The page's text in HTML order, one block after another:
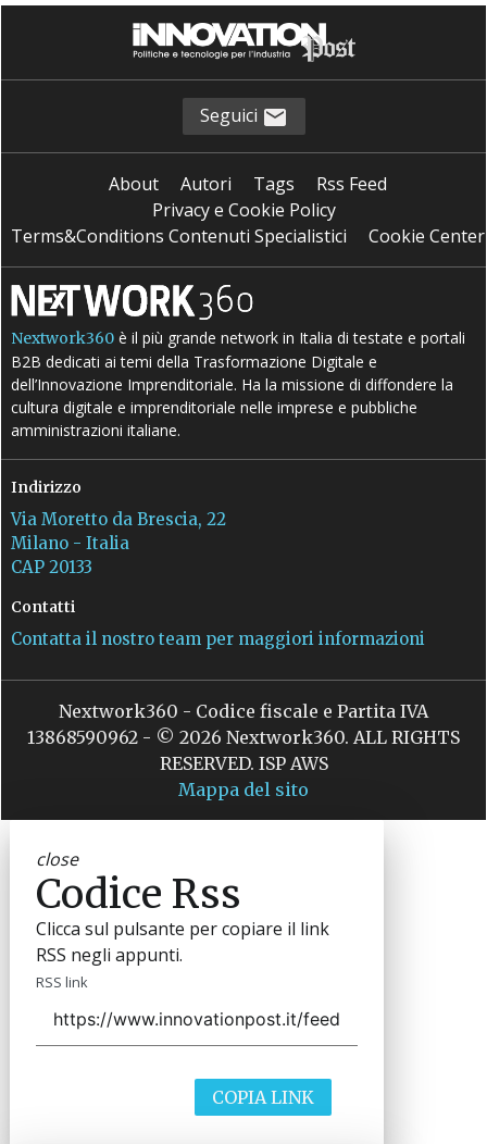
Seguici
About Autori Tags
Rss Feed
Privacy e Cookie Policy
Terms&Conditions Contenuti Specialistici
Cookie Center
Nextwork360 è il più grande network in Italia di testate e portali
B2B dedicati ai temi della Trasformazione Digitale e
dell’Innovazione Imprenditoriale. Ha la missione di diffondere la
cultura digitale e imprenditoriale nelle imprese e pubbliche
amministrazioni italiane.
Indirizzo
Via Moretto da Brescia, 22
Milano - Italia
CAP 20133
Contatti
Contatta il nostro team per maggiori informazioni
Nextwork360 - Codice fiscale e Partita IVA
13868590962 - © 2026 Nextwork360. ALL RIGHTS
RESERVED. ISP AWS
Mappa del sito
close
Codice Rss
Clicca sul pulsante per copiare il link
RSS negli appunti.
RSS link
COPIA LINK